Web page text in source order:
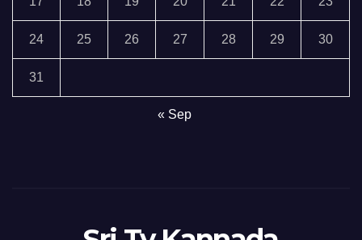
24 25 26 27 28 29 30
31
« Sep